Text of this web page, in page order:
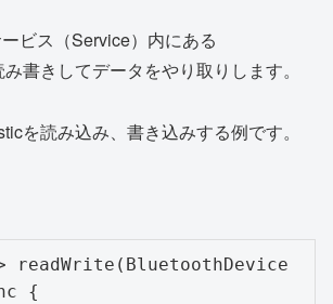
ビス（Service）内にある
書きしてデータをやり取りします。
を読み込み、書き込みする例です。
readWrite(BluetoothDevice
{